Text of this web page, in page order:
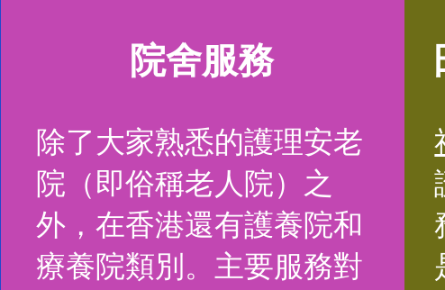
院舍服務
除了大家熟悉的護理安老
院（即俗稱老人院）之
外，在香港還有護養院和
療養院類別。主要服務對